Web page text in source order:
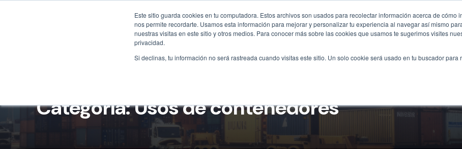
Este sitio guarda cookies en tu computadora. Estos archivos son usados para recolectar información acerca de cómo
nos permite recordarte. Usamos esta información para mejorar y personalizar tu experiencia al navegar así mismo
nuestras visitas en este sitio y otros medios. Para conocer más sobre las cookies que usamos te sugerimos visites
privacidad.
Si declinas, tu información no será rastreada cuando visitas este sitio. Un solo cookie será usado en tu buscador para
Soluciones
Categoría: Usos de contenedores